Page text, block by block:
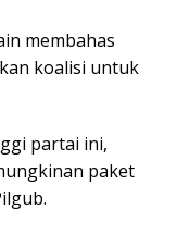
membahas
koalisi untuk
partai ini,
paket